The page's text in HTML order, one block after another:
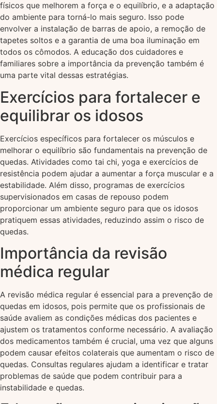
físicos que melhorem a força e o equilíbrio, e a adaptação
do ambiente para torná-lo mais seguro. Isso pode
envolver a instalação de barras de apoio, a remoção de
tapetes soltos e a garantia de uma boa iluminação em
todos os cômodos. A educação dos cuidadores e
familiares sobre a importância da prevenção também é
uma parte vital dessas estratégias.
Exercícios para fortalecer e
equilibrar os idosos
Exercícios específicos para fortalecer os músculos e
melhorar o equilíbrio são fundamentais na prevenção de
quedas. Atividades como tai chi, yoga e exercícios de
resistência podem ajudar a aumentar a força muscular e a
estabilidade. Além disso, programas de exercícios
supervisionados em casas de repouso podem
proporcionar um ambiente seguro para que os idosos
pratiquem essas atividades, reduzindo assim o risco de
quedas.
Importância da revisão
médica regular
A revisão médica regular é essencial para a prevenção de
quedas em idosos, pois permite que os profissionais de
saúde avaliem as condições médicas dos pacientes e
ajustem os tratamentos conforme necessário. A avaliação
dos medicamentos também é crucial, uma vez que alguns
podem causar efeitos colaterais que aumentam o risco de
quedas. Consultas regulares ajudam a identificar e tratar
problemas de saúde que podem contribuir para a
instabilidade e quedas.